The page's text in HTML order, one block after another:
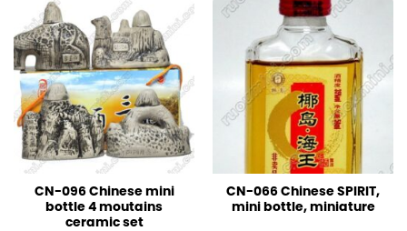
CN-096 Chinese mini
bottle 4 moutains
ceramic set
CN-066 Chinese SPIRIT,
mini bottle, miniature